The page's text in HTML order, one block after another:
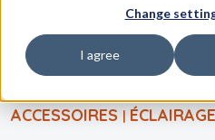
Change
I agree
ACCESSOIRES |